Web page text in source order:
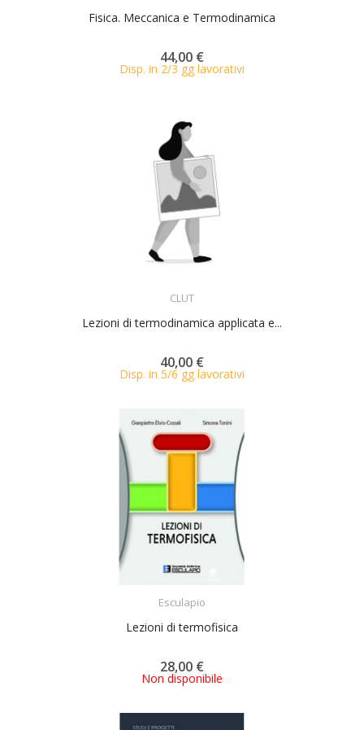
Fisica. Meccanica e Termodinamica
44,00 €
Disp. in 2/3 gg lavorativi
CLUT
Lezioni di termodinamica applicata e...
40,00 €
Disp. in 5/6 gg lavorativi
Esculapio
Lezioni di termofisica
28,00 €
Non disponibile